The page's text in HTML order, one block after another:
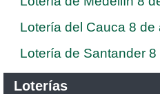
Lotería del Cauca 8 de
Lotería de Santander
Loterías